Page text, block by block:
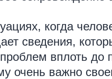
когда
сведения,
вплоть до
очень важно